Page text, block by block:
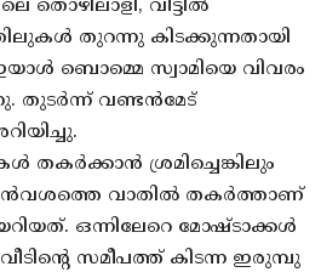
തൊഴിലാളി, വീട്ടിൽ
തുറന്നു കിടക്കുന്നതായി
ബൊമ്മെ സ്വാമിയെ വിവരം
തുടർന്ന് വണ്ടൻമേട്
ശ്രമിച്ചെങ്കിലും
പിൻവശത്തെ വാതിൽ തകർത്താണ്
ഒന്നിലേറെ മോഷ്ടാക്കൾ
സമീപത്ത് കിടന്ന ഇരുമ്പു